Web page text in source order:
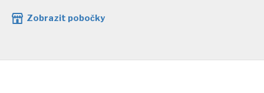
Zobrazit pobočky